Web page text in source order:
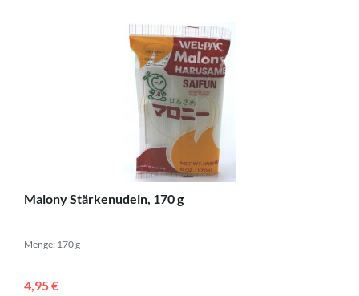
Malony Stärkenudeln, 170 g
Menge: 170 g
4,95 €